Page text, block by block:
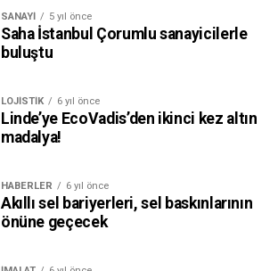
SANAYI 5 yıl önce
Saha İstanbul Çorumlu sanayicilerle
buluştu
LOJISTIK 6 yıl önce
Linde’ye EcoVadis’den ikinci kez altın
madalya!
HABERLER 6 yıl önce
Akıllı sel bariyerleri, sel baskınlarının
önüne geçecek